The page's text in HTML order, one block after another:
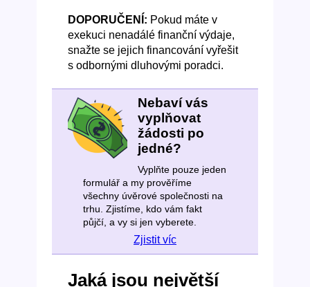
DOPORUČENÍ: Pokud máte v
exekuci nenadálé finanční výdaje,
snažte se jejich financování vyřešit
s odbornými dluhovými poradci.
Nebaví vás
vyplňovat
žádosti po
jedné?
Vyplňte pouze jeden
formulář a my prověříme
všechny úvěrové společnosti na
trhu. Zjistíme, kdo vám fakt
půjčí, a vy si jen vyberete.
Zjistit víc
Jaká jsou největší